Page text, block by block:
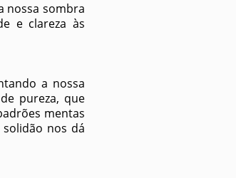
nossa sombra
e clareza às
a nossa
pureza, que
mentas
nos dá